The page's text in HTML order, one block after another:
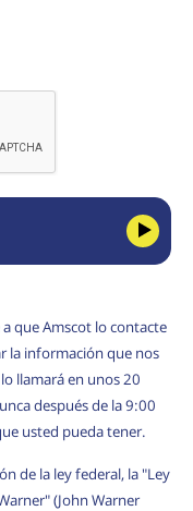
que Amscot lo contacte
la información que nos
llamará en unos 20
después de la 9:00
usted pueda tener.
de la ley federal, la "Ley
(John Warner